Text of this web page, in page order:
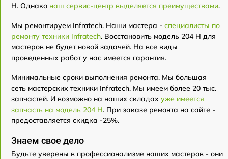
Н. Однако наш сервис-центр выделяется преимуществами.
Мы ремонтируем Infratech. Наши мастера - специалисты по
ремонту техники Infratech. Восстановить модель 204 Н для
мастеров не будет новой задачей. На все виды
проведенных работ у нас имеется гарантия.
Минимальные сроки выполнения ремонта. Мы большая
сеть мастерских техники Infratech. Мы имеем более 20 тыс.
запчастей. И возможно на наших складах уже имеется
запчасть на модель 204 Н. При заказе ремонта на сайте -
предоставляется скидка -25%.
Знаем свое дело
Будьте уверены в профессионализме наших мастеров - они